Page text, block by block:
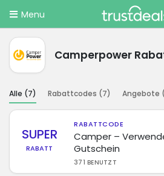
Menu
Camperpower
Alle (7) Rabattcodes (7) Angebote (
SUPER
RABATT
RABATTCODE
Camper –
Gutschein
371 BENUTZT